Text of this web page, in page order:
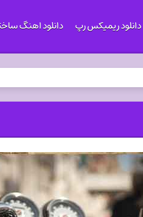
دانلود ریمیکس رپ دانلود اهنگ